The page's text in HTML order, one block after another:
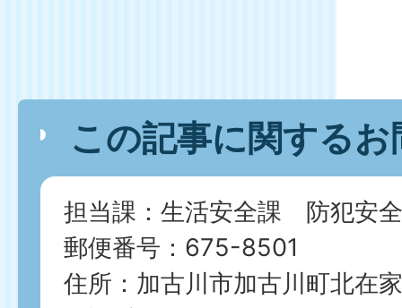
この記事に関する
担当課：生活安全課 防犯安
郵便番号：675-8501
住所：加古川市加古川町北在